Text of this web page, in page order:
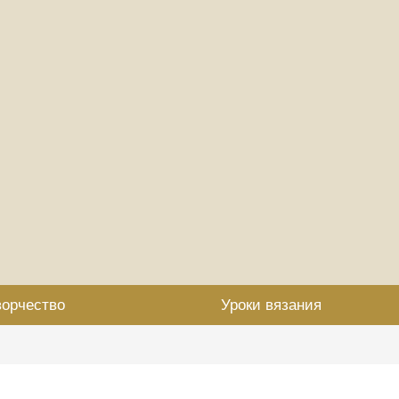
Уроки вязания